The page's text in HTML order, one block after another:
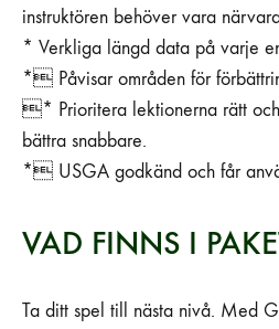
instruktören behöver vara
* Verkliga längd data på varje
* Påvisar områden för
* Prioritera lektionerna rätt
bättra snabbare.
* USGA godkänd och får
VAD FINNS I
Ta ditt spel till nästa nivå. Med